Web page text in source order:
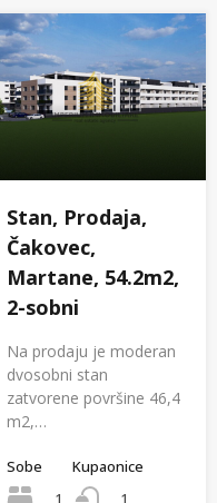
Stan, Prodaja,
Čakovec,
Martane, 54.2m2,
2-sobni
Na prodaju je moderan
dvosobni stan
zatvorene površine 46,4
m2,…
Sobe
1
Kupaonice
1